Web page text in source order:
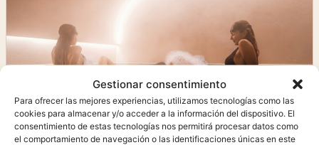
Gestionar consentimiento
Para ofrecer las mejores experiencias, utilizamos tecnologías como las
cookies para almacenar y/o acceder a la información del dispositivo. El
consentimiento de estas tecnologías nos permitirá procesar datos como
el comportamiento de navegación o las identificaciones únicas en este